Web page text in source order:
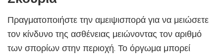
Πραγματοποιήστε την αμειψισπορά για να μειώσετε
τον κίνδυνο της ασθένειας μειώνοντας τον αριθμό
των σπορίων στην περιοχή. Το όργωμα μπορεί